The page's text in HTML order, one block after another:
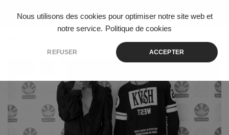
Nous utilisons des cookies pour optimiser notre site web et
notre service. Politique de cookies
REFUSER ACCEPTER
Skip to content